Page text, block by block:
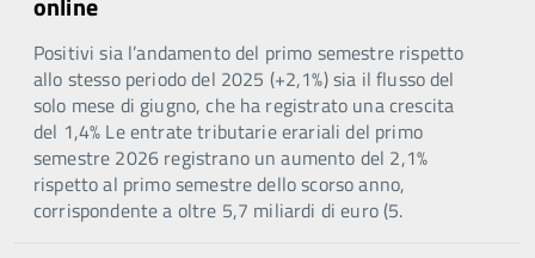
Positivi sia l’andamento del primo semestre rispetto
allo stesso periodo del 2025 (+2,1%) sia il flusso del
solo mese di giugno, che ha registrato una crescita
del 1,4% Le entrate tributarie erariali del primo
semestre 2026 registrano un aumento del 2,1%
rispetto al primo semestre dello scorso anno,
corrispondente a oltre 5,7 miliardi di euro (5.